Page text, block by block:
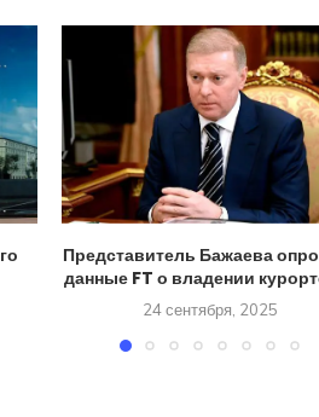
Представитель Бажаева
данные FT о владении
24 сентября, 2025